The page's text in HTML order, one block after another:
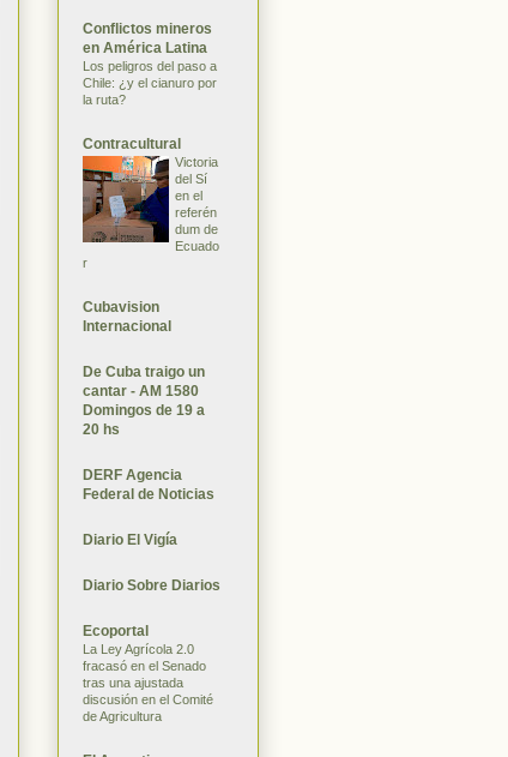
Conflictos mineros
en América Latina
Los peligros del paso a
Chile: ¿y el cianuro por
la ruta?
Contracultural
Victoria
del Sí
en el
referén
dum de
Ecuado
r
Cubavision
Internacional
De Cuba traigo un
cantar - AM 1580
Domingos de 19 a
20 hs
DERF Agencia
Federal de Noticias
Diario El Vigía
Diario Sobre Diarios
Ecoportal
La Ley Agrícola 2.0
fracasó en el Senado
tras una ajustada
discusión en el Comité
de Agricultura